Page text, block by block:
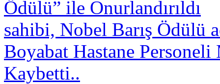
sahibi, Nobel Barış Ödülü
Boyabat Hastane Personeli
Kaybetti..